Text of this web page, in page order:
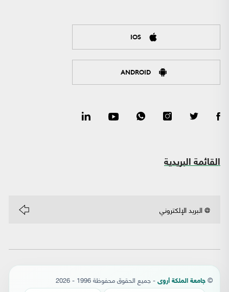
IOS
ANDROID
القائمة البريدية
© جامعة الملكة أروى - جميع الحقوق محفوظة 1996 - 2026